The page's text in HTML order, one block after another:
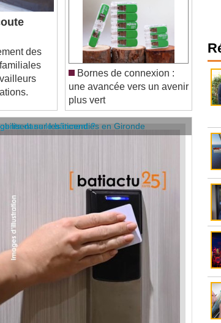
des
Bornes de connexion :
une avancée vers un avenir
plus vert
sur les incendies en Gironde
dans le bâtiment ?